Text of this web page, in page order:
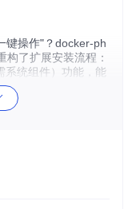
键操作"？docker-ph
了扩展安装流程：
系统组件）功能，能
安装libpng、libjpe
技术，将多个扩展
式减少70%的镜像